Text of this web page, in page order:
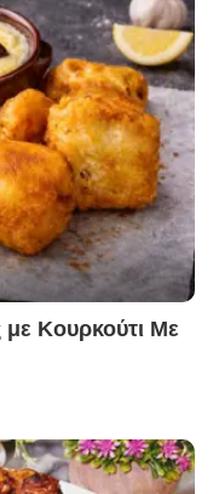
Κουρκούτι Με